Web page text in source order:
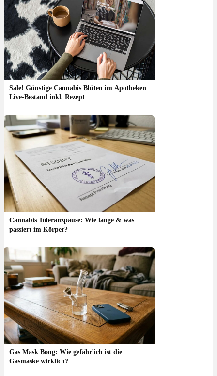
Sale! Günstige Cannabis Blüten im Apotheken
Live-Bestand inkl. Rezept
Cannabis Toleranzpause: Wie lange & was
passiert im Körper?
Gas Mask Bong: Wie gefährlich ist die
Gasmaske wirklich?